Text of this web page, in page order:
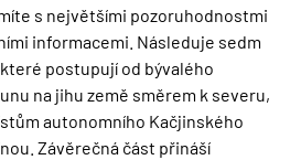
s největšími pozoruhodnostmi
informacemi. Následuje sedm
postupují od bývalého
na jihu země směrem k severu,
autonomního Kačjinského
Závěrečná část přináší